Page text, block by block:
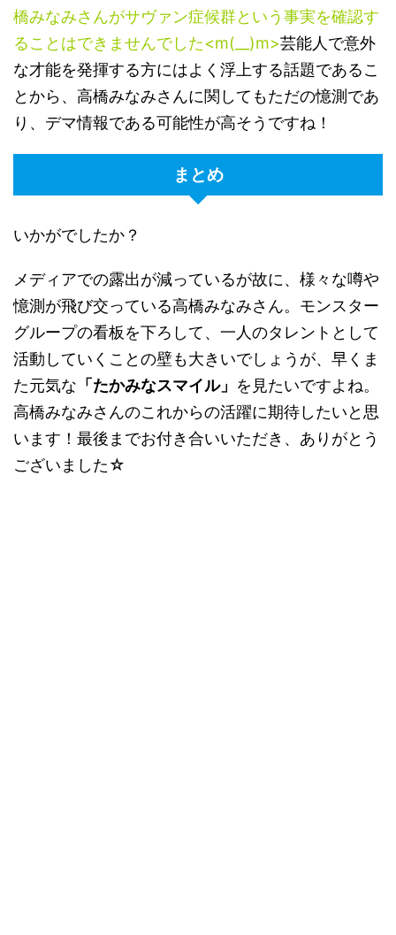
橋みなみさんがサヴァン症候群という事実を確認す
ることはできませんでした<m(__)m>芸能人で意外
な才能を発揮する方にはよく浮上する話題であるこ
とから、高橋みなみさんに関してもただの憶測であ
り、デマ情報である可能性が高そうですね！
まとめ
いかがでしたか？
メディアでの露出が減っているが故に、様々な噂や
憶測が飛び交っている高橋みなみさん。モンスター
グループの看板を下ろして、一人のタレントとして
活動していくことの壁も大きいでしょうが、早くま
た元気な 「たかみなスマイル」 を見たいですよね。
高橋みなみさんのこれからの活躍に期待したいと思
います！最後までお付き合いいただき、ありがとう
ございました☆